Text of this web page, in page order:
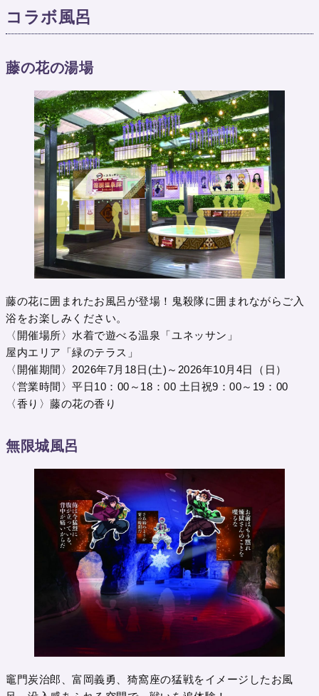
コラボ風呂
藤の花の湯場
藤の花に囲まれたお風呂が登場！鬼殺隊に囲まれながらご入
浴をお楽しみください。
〈開催場所〉水着で遊べる温泉「ユネッサン」
屋内エリア「緑のテラス」
〈開催期間〉2026年7月18日(土)～2026年10月4日（日）
〈営業時間〉平日10：00～18：00 土日祝9：00～19：00
〈香り〉藤の花の香り
無限城風呂
竈門炭治郎、富岡義勇、猗窩座の猛戦をイメージしたお風